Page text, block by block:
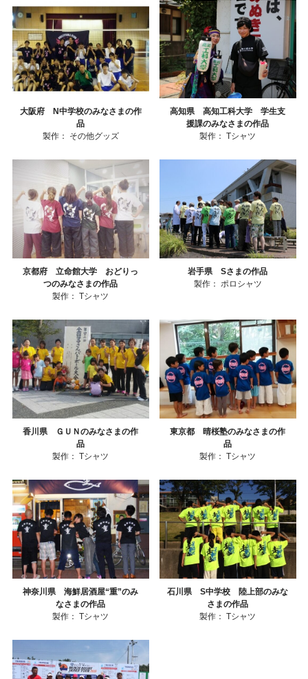
大阪府 N中学校のみなさまの作
品
製作：
その他グッズ
高知県 高知工科大学 学生支
援課のみなさまの作品
製作： Tシャツ
京都府 立命館大学 おどりっ
つのみなさまの作品
製作： Tシャツ
岩手県 Sさまの作品
製作：
ポロシャツ
香川県 ＧＵＮのみなさまの作
品
製作： Tシャツ
東京都 晴桜塾のみなさまの作
品
製作： Tシャツ
神奈川県 海鮮居酒屋“重”のみ
なさまの作品
製作： Tシャツ
石川県 S中学校 陸上部のみな
さまの作品
製作： Tシャツ